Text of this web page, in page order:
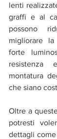
lenti
graffi e al
possono
migliorare
forte
resistenza
montatura
che siano
Oltre a
potresti
dettagli